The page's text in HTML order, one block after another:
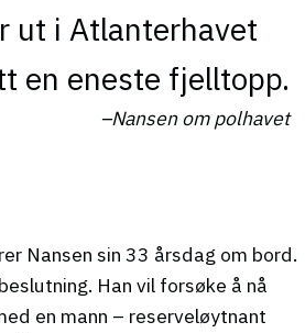
ut i Atlanterhavet
en eneste fjelltopp.
Nansen om polhavet
Nansen sin 33 årsdag om bord.
Han vil forsøke å nå
en mann – reserveløytnant